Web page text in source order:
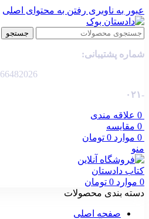
عبور به ناوبری رفتن به محتوای اصلی
جستجو
شماره پشتیبانی:
66482026
-۰۲۱
0 علاقه مندی
0 مقایسه
0 موارد 0 تومان
منو
0 موارد 0 تومان
دسته بندی محصولات
صفحه اصلی